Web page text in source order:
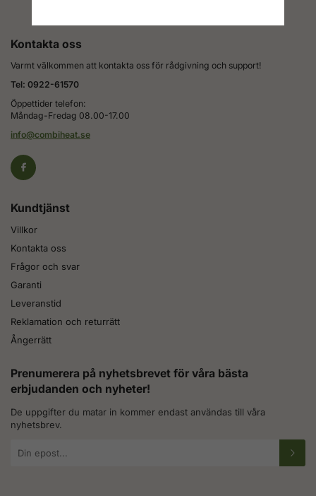
Kontakta oss
Varmt välkommen att kontakta oss för rådgivning och support!
Tel: 0922-61570
Öppettider telefon:
Måndag-Fredag 08.00-17.00
info@combiheat.se
Kundtjänst
Villkor
Kontakta oss
Frågor och svar
Garanti
Leveranstid
Reklamation och returrätt
Ångerrätt
Prenumerera på nyhetsbrevet för våra bästa
erbjudanden och nyheter!
De uppgifter du matar in kommer endast användas till våra
nyhetsbrev.
postadress